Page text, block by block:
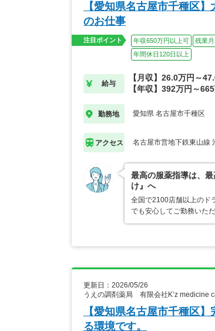
【愛知県名古屋市千種区
のお仕事
注目ポイント 年収650万円以上可 残業
年間休日120日以上
給与
【月収】26.0万円～
【年収】392万円～
勤務地 愛知県 名古屋市千種区
アクセス 名古屋市営地下鉄東山線
最高の服薬指導は、
け』へ
全国で2100店舗以上のド
でも安心してご勤務いた
更新日：2026/05/26
うえの調剤薬局 有限会社K’z medicine
【愛知県名古屋市千種区
る環境です。